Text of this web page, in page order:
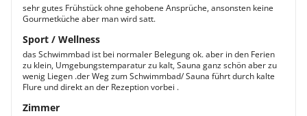
sehr gutes Frühstück ohne gehobene Ansprüche, ansonsten keine
Gourmetküche aber man wird satt.
Sport / Wellness
das Schwimmbad ist bei normaler Belegung ok. aber in den Ferien
zu klein, Umgebungstemparatur zu kalt, Sauna ganz schön aber zu
wenig Liegen .der Weg zum Schwimmbad/ Sauna führt durch kalte
Flure und direkt an der Rezeption vorbei .
Zimmer